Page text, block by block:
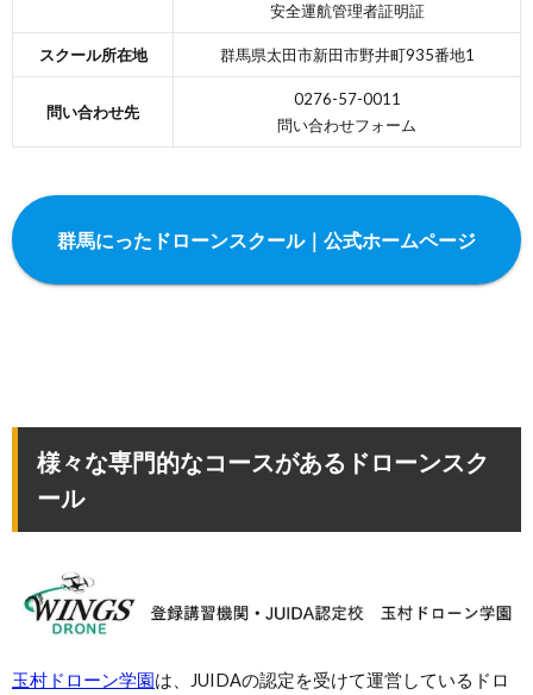
安全運航管理者証明証
スクール所在地 群馬県太田市新田市野井町935番地1
問い合わせ先
0276-57-0011
問い合わせフォーム
群馬にったドローンスクール｜公式ホームページ
様々な専門的なコースがあるドローンスク
ール
玉村ドローン学園は、JUIDAの認定を受けて運営しているドロ